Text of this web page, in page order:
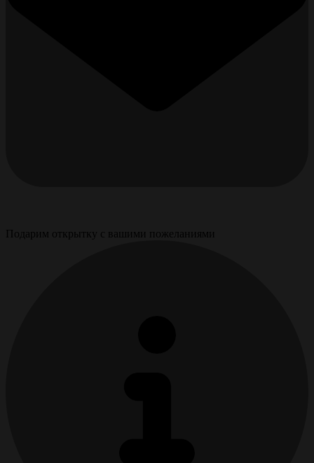
Подарим открытку с вашими пожеланиями